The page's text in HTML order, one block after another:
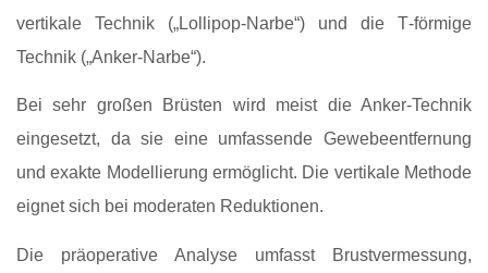
vertikale Technik („Lollipop‑Narbe“) und die T‑förmige
Technik („Anker‑Narbe“).
Bei sehr großen Brüsten wird meist die Anker‑Technik
eingesetzt, da sie eine umfassende Gewebeentfernung
und exakte Modellierung ermöglicht. Die vertikale Methode
eignet sich bei moderaten Reduktionen.
Die präoperative Analyse umfasst Brustvermessung,